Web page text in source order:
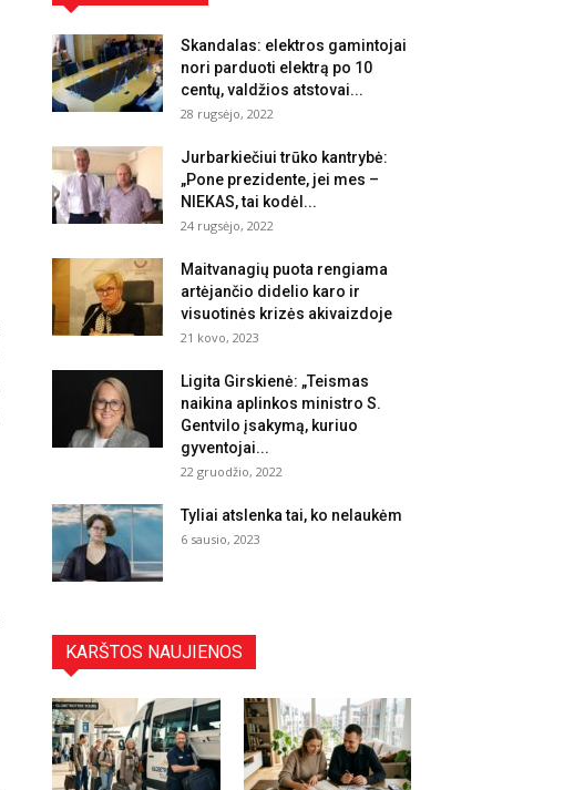
Skandalas: elektros gamintojai
nori parduoti elektrą po 10
centų, valdžios atstovai...
28 rugsėjo, 2022
Jurbarkiečiui trūko kantrybė:
„Pone prezidente, jei mes –
NIEKAS, tai kodėl...
24 rugsėjo, 2022
Maitvanagių puota rengiama
artėjančio didelio karo ir
visuotinės krizės akivaizdoje
21 kovo, 2023
Ligita Girskienė: „Teismas
naikina aplinkos ministro S.
Gentvilo įsakymą, kuriuo
gyventojai...
22 gruodžio, 2022
Tyliai atslenka tai, ko nelaukėm
6 sausio, 2023
KARŠTOS NAUJIENOS